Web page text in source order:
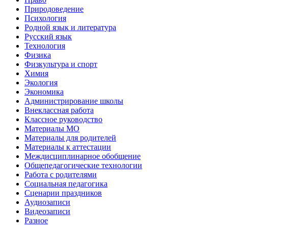
Природоведение
Психология
Родной язык и литература
Русский язык
Технология
Физика
Физкультура и спорт
Химия
Экология
Экономика
Администрирование школы
Внеклассная работа
Классное руководство
Материалы МО
Материалы для родителей
Материалы к аттестации
Междисциплинарное обобщение
Общепедагогические технологии
Работа с родителями
Социальная педагогика
Сценарии праздников
Аудиозаписи
Видеозаписи
Разное